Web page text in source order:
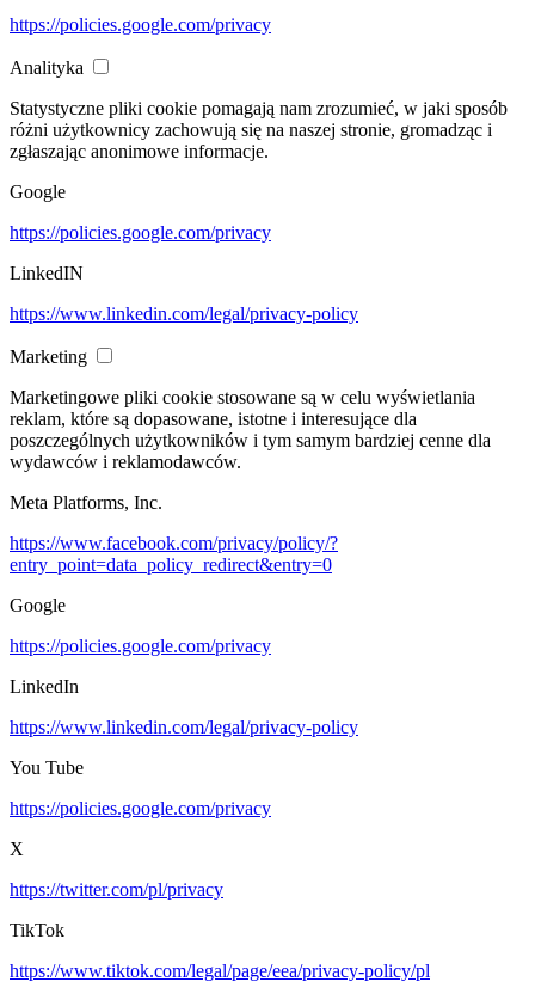
https://policies.google.com/privacy
Analityka
Statystyczne pliki cookie pomagają nam zrozumieć, w jaki sposób
różni użytkownicy zachowują się na naszej stronie, gromadząc i
zgłaszając anonimowe informacje.
Google
https://policies.google.com/privacy
LinkedIN
https://www.linkedin.com/legal/privacy-policy
Marketing
Marketingowe pliki cookie stosowane są w celu wyświetlania
reklam, które są dopasowane, istotne i interesujące dla
poszczególnych użytkowników i tym samym bardziej cenne dla
wydawców i reklamodawców.
Meta Platforms, Inc.
https://www.facebook.com/privacy/policy/?
entry_point=data_policy_redirect&entry=0
Google
https://policies.google.com/privacy
LinkedIn
https://www.linkedin.com/legal/privacy-policy
You Tube
https://policies.google.com/privacy
X
https://twitter.com/pl/privacy
TikTok
https://www.tiktok.com/legal/page/eea/privacy-policy/pl